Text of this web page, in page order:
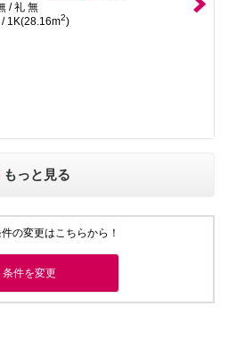
/ 礼 無
1K(28.16m2)
もっと見る
の変更はこちらから！
条件を変更